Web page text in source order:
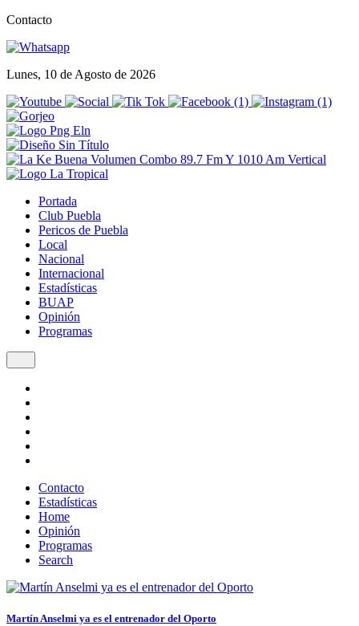
Contacto
Lunes, 10 de Agosto de 2026
Portada
Club Puebla
Pericos de Puebla
Local
Nacional
Internacional
Estadísticas
BUAP
Opinión
Programas
Contacto
Estadísticas
Home
Opinión
Programas
Search
Martín Anselmi ya es el entrenador del Oporto